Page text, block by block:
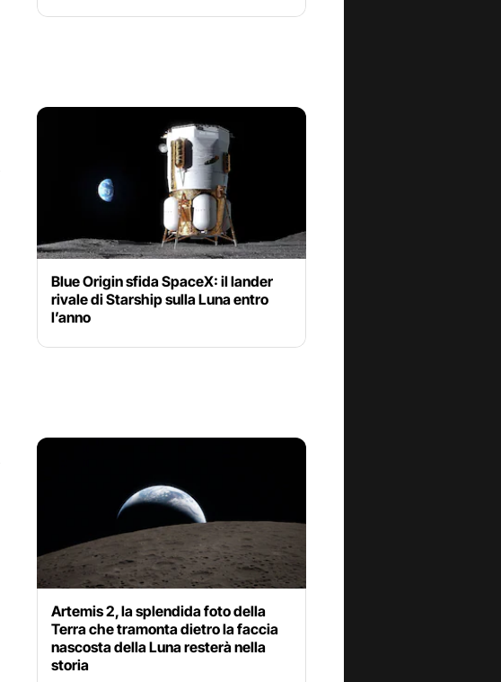
Blue Origin sfida SpaceX: il lander
rivale di Starship sulla Luna entro
l’anno
Artemis 2, la splendida foto della
Terra che tramonta dietro la faccia
nascosta della Luna resterà nella
storia